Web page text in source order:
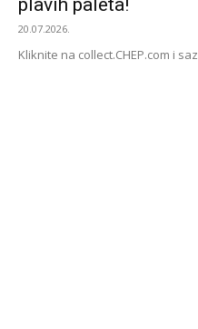
plavih paleta!
20.07.2026.
Kliknite na collect.CHEP.com i